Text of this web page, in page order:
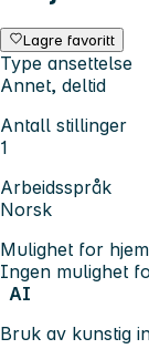
Lagre favoritt
Type ansettelse
Annet, deltid
Antall stillinger
1
Arbeidsspråk
Norsk
Mulighet for
Ingen mulighet
AI
Bruk av kunstig